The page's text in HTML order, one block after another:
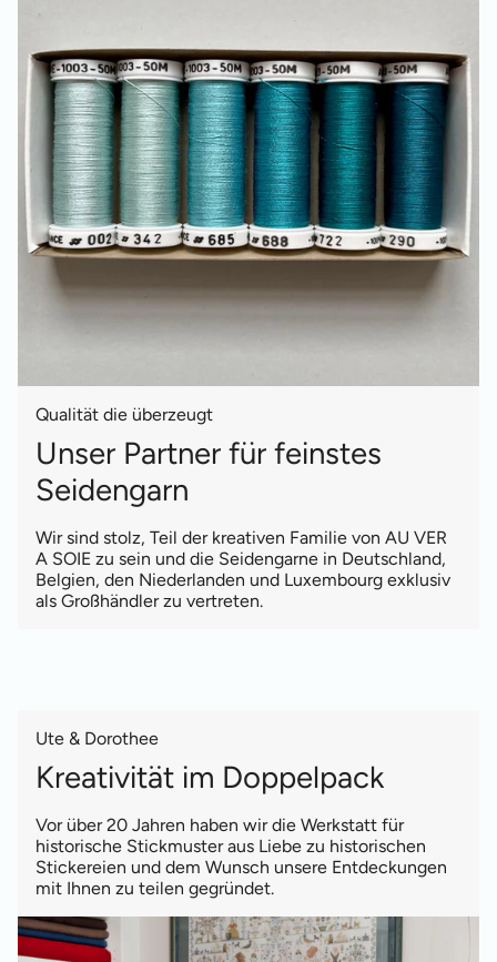
Qualität die überzeugt
Unser Partner für feinstes
Seidengarn
Wir sind stolz, Teil der kreativen Familie von AU VER
A SOIE zu sein und die Seidengarne in Deutschland,
Belgien, den Niederlanden und Luxembourg exklusiv
als Großhändler zu vertreten.
Ute & Dorothee
Kreativität im Doppelpack
Vor über 20 Jahren haben wir die Werkstatt für
historische Stickmuster aus Liebe zu historischen
Stickereien und dem Wunsch unsere Entdeckungen
mit Ihnen zu teilen gegründet.